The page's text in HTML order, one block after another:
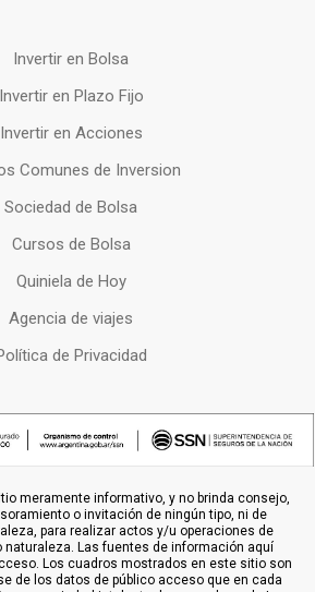
Invertir en Bolsa
Invertir en Plazo Fijo
Invertir en Acciones
Comunes de Inversion
Sociedad de Bolsa
Cursos de Bolsa
Quiniela de Hoy
Agencia de viajes
de Privacidad
meramente informativo, y no brinda consejo,
o invitación de ningún tipo, ni de
para realizar actos y/u operaciones de
naturaleza. Las fuentes de información aquí
Los cuadros mostrados en este sitio son
de los datos de público acceso que en cada